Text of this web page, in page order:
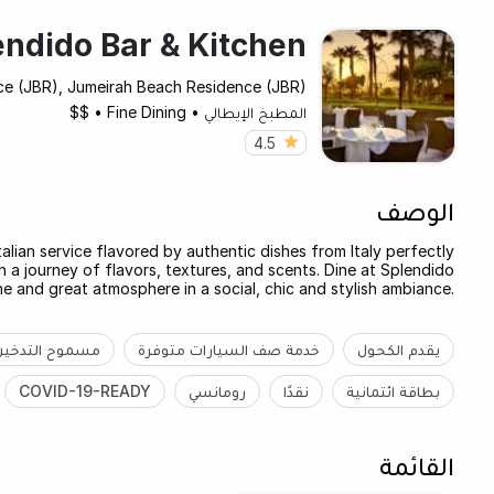
Bar & Kitchen
(JBR), Jumeirah Beach Residence (JBR)
المطبخ الإيطالي •
Fine Dining
•
$$
4.5
الوصف
service flavored by authentic dishes from Italy perfectly
journey of flavors, textures, and scents. Dine at Splendido
and great atmosphere in a social, chic and stylish ambiance.
يقدم الكحول خدمة صف السيارات متوفرة مسموح
بطاقة ائتمانية نقدًا رومانسي COVID-19-READY
القائمة